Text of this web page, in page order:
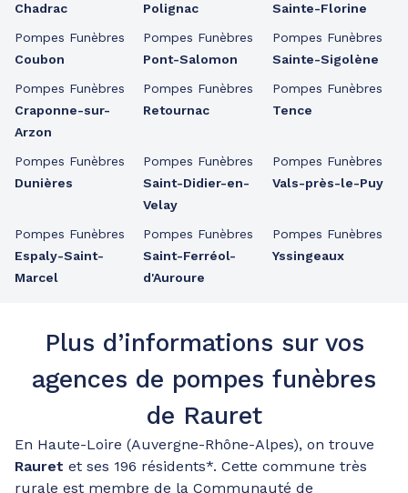
Chadrac
Pompes Funèbres
Coubon
Pompes Funèbres
Craponne-sur-
Arzon
Pompes Funèbres
Dunières
Pompes Funèbres
Espaly-Saint-
Marcel
Polignac
Pompes Funèbres
Pont-Salomon
Pompes Funèbres
Retournac
Pompes Funèbres
Saint-Didier-en-
Velay
Pompes Funèbres
Saint-Ferréol-
d'Auroure
Sainte-Florine
Pompes Funèbres
Sainte-Sigolène
Pompes Funèbres
Tence
Pompes Funèbres
Vals-près-le-Puy
Pompes Funèbres
Yssingeaux
Plus d’informations sur vos
agences de pompes funèbres
de Rauret
En Haute-Loire (Auvergne-Rhône-Alpes), on trouve
Rauret et ses 196 résidents*. Cette commune très
rurale est membre de la Communauté de